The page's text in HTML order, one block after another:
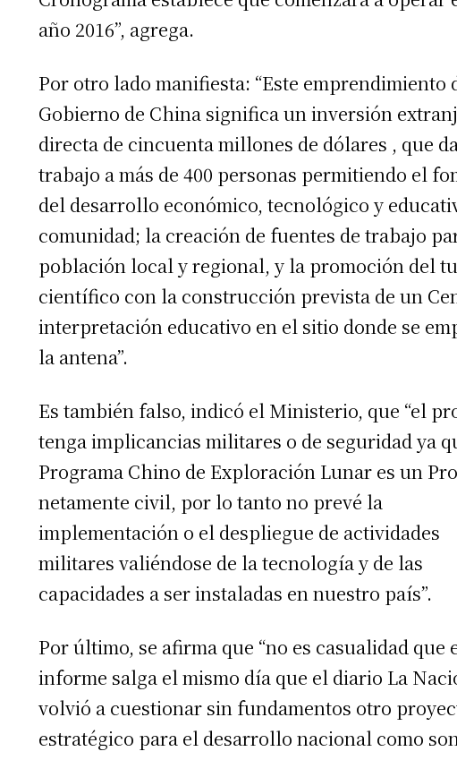
año 2016”, agrega.
Por otro lado manifiesta: “Este emprendimiento
Gobierno de China significa un inversión
directa de cincuenta millones de dólares , que
trabajo a más de 400 personas permitiendo el
del desarrollo económico, tecnológico y
comunidad; la creación de fuentes de trabajo
población local y regional, y la promoción del
científico con la construcción prevista de un
interpretación educativo en el sitio donde se
la antena”.
Es también falso, indicó el Ministerio, que “el
tenga implicancias militares o de seguridad ya
Programa Chino de Exploración Lunar es un
netamente civil, por lo tanto no prevé la
implementación o el despliegue de actividades
militares valiéndose de la tecnología y de las
capacidades a ser instaladas en nuestro país”.
Por último, se afirma que “no es casualidad que
informe salga el mismo día que el diario La
volvió a cuestionar sin fundamentos otro
estratégico para el desarrollo nacional como